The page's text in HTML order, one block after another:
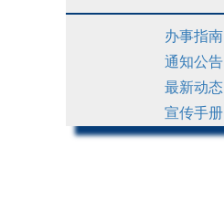
办事指南
通知公告
最新动态
宣传手册